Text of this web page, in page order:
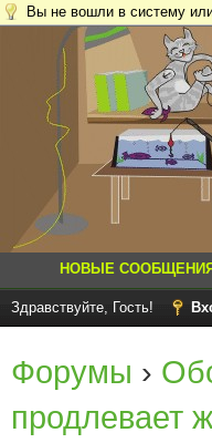
Вы не вошли в систему
НОВЫЕ СООБЩЕНИЯ
Здравствуйте, Гость!
Форумы ›
продлевает